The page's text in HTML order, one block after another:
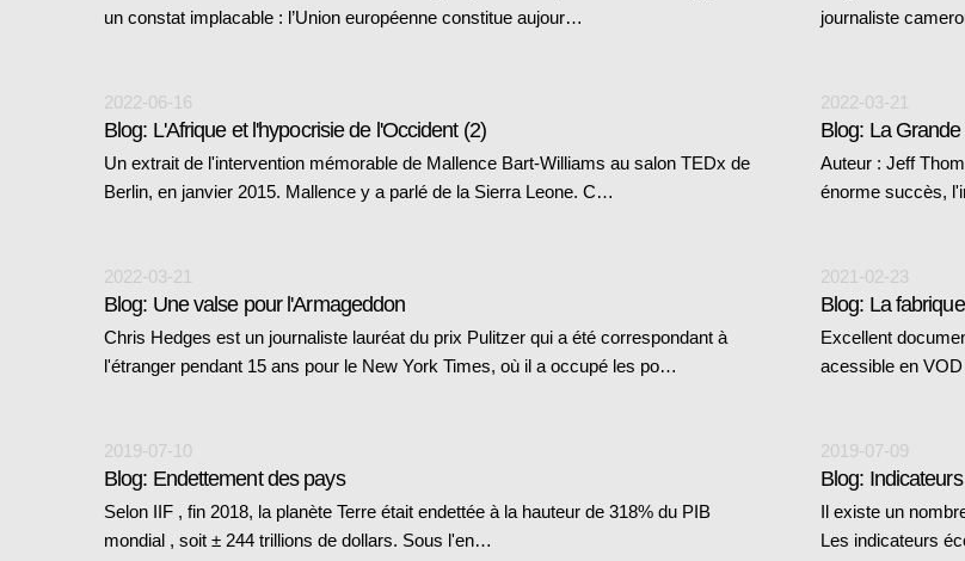
un constat implacable : l’Union européenne constitue aujour…
journaliste
2022-06-16
Blog: L'Afrique et l'hypocrisie de l'Occident (2)
Un extrait de l'intervention mémorable de Mallence Bart-Williams au salon TEDx de
Berlin, en janvier 2015. Mallence y a parlé de la Sierra Leone. C…
2022-03-21
Blog: La
Auteur : Jeff
énorme succès,
2022-03-21
Blog: Une valse pour l'Armageddon
Chris Hedges est un journaliste lauréat du prix Pulitzer qui a été correspondant à
l'étranger pendant 15 ans pour le New York Times, où il a occupé les po…
2021-02-23
Blog: La
Excellent
acessible en
2019-07-10
Blog: Endettement des pays
Selon IIF , fin 2018, la planète Terre était endettée à la hauteur de 318% du PIB
mondial , soit ± 244 trillions de dollars. Sous l'en…
2019-07-09
Blog:
Il existe un
Les indicateurs